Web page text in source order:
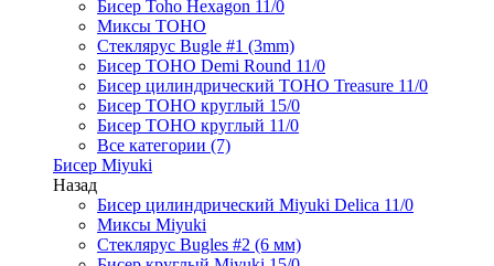
Бисер Toho Hexagon 11/0
Миксы TOHO
Стеклярус Bugle #1 (3mm)
Бисер TOHO Demi Round 11/0
Бисер цилиндрический TOHO Treasure 11/0
Бисер TOHO круглый 15/0
Бисер TOHO круглый 11/0
Все категории (7)
Бисер Miyuki
Назад
Бисер цилиндрический Miyuki Delica 11/0
Миксы Miyuki
Стеклярус Bugles #2 (6 мм)